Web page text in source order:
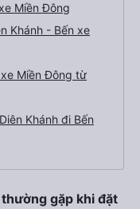
Miền Đông
Khánh - Bến xe
Miền Đông từ
Khánh đi Bến
gặp khi đặt